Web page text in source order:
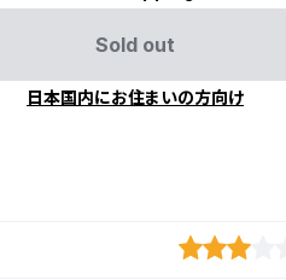
Sold out
日本国内にお住まいの方向け